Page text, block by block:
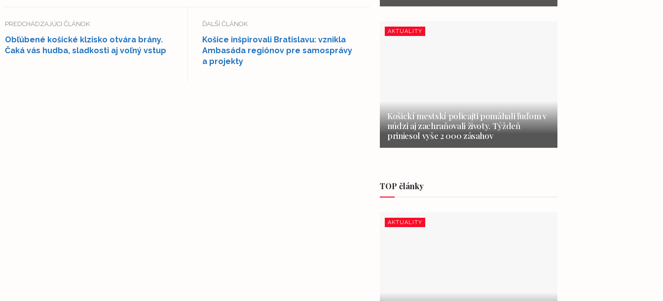
PREDCHÁDZAJÚCI ČLÁNOK
Obľúbené košické klzisko otvára brány.
Čaká vás hudba, sladkosti aj voľný vstup
ĎALŠÍ ČLÁNOK
Košice inšpirovali Bratislavu: vznikla
Ambasáda regiónov pre samosprávy
a projekty
AKTUALITY
Košickí mestskí policajti pomáhali ľuďom v
núdzi aj zachraňovali životy. Týždeň
priniesol vyše 2 000 zásahov
TOP články
AKTUALITY